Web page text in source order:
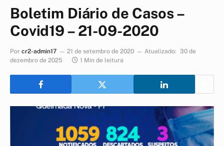
Boletim Diário de Casos –
Covid19 – 21-09-2020
Por cr2-admin17 21 de setembro de 2020 Atualizado: 30 de
dezembro de 2025
1 Min de leitura